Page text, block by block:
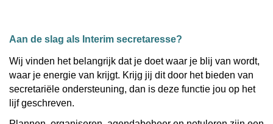
Aan de slag als Interim secretaresse?
Wij vinden het belangrijk dat je doet waar je blij van wordt,
waar je energie van krijgt. Krijg jij dit door het bieden van
secretariële ondersteuning, dan is deze functie jou op het
lijf geschreven.